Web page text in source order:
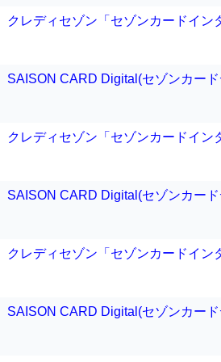
クレディセゾン「セゾンカードイン
SAISON CARD Digital(セゾンカー
クレディセゾン「セゾンカードイン
SAISON CARD Digital(セゾンカー
クレディセゾン「セゾンカードイン
SAISON CARD Digital(セゾンカー